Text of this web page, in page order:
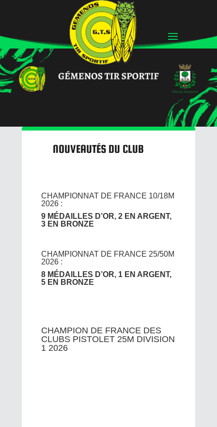
NOUVEAUTÉS DU CLUB
CHAMPIONNAT DE FRANCE 10/18M
2026 :
9 MÉDAILLES D’OR, 2 EN ARGENT,
3 EN BRONZE
CHAMPIONNAT DE FRANCE 25/50M
2026 :
8 MÉDAILLES D’OR, 1 EN ARGENT,
5 EN BRONZE
CHAMPION DE FRANCE DES
CLUBS PISTOLET 25M DIVISION
1 2026